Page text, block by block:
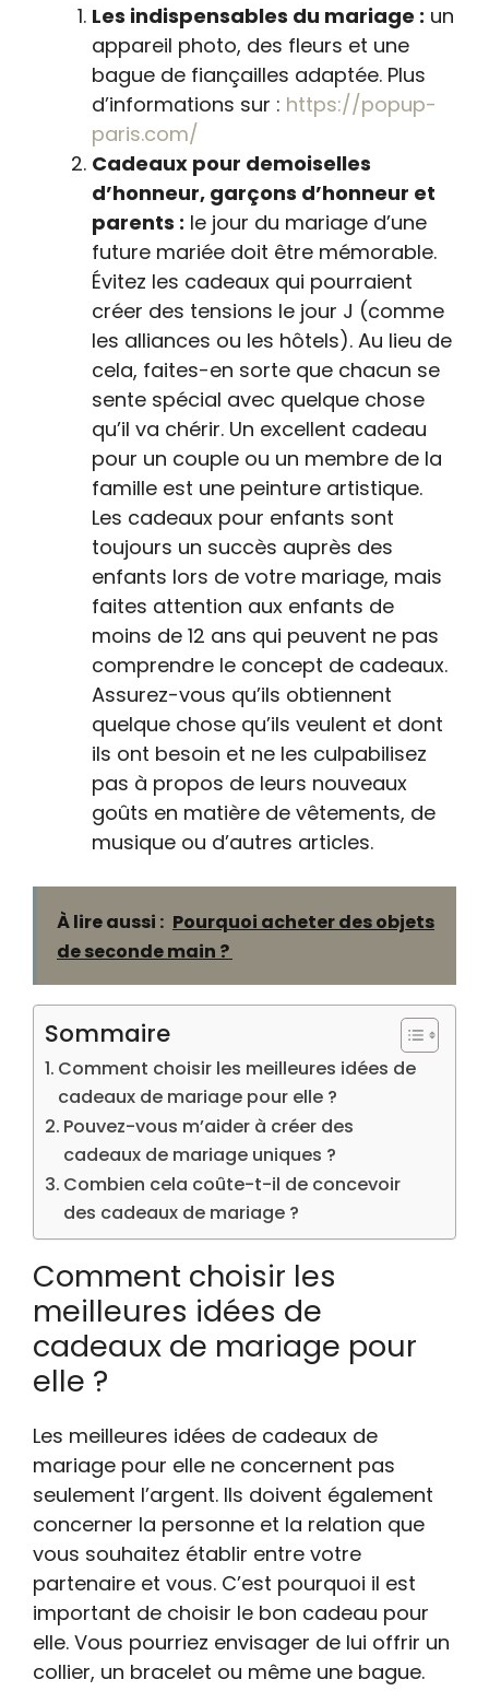
Les indispensables du mariage : un
appareil photo, des fleurs et une
bague de fiançailles adaptée. Plus
d’informations sur : https://popup-
paris.com/
Cadeaux pour demoiselles
d’honneur, garçons d’honneur et
parents : le jour du mariage d’une
future mariée doit être mémorable.
Évitez les cadeaux qui pourraient
créer des tensions le jour J (comme
les alliances ou les hôtels). Au lieu de
cela, faites-en sorte que chacun se
sente spécial avec quelque chose
qu’il va chérir. Un excellent cadeau
pour un couple ou un membre de la
famille est une peinture artistique.
Les cadeaux pour enfants sont
toujours un succès auprès des
enfants lors de votre mariage, mais
faites attention aux enfants de
moins de 12 ans qui peuvent ne pas
comprendre le concept de cadeaux.
Assurez-vous qu’ils obtiennent
quelque chose qu’ils veulent et dont
ils ont besoin et ne les culpabilisez
pas à propos de leurs nouveaux
goûts en matière de vêtements, de
musique ou d’autres articles.
À lire aussi : Pourquoi acheter des objets
de seconde main ?
Sommaire
Comment choisir les meilleures idées de
cadeaux de mariage pour elle ?
Pouvez-vous m’aider à créer des
cadeaux de mariage uniques ?
Combien cela coûte-t-il de concevoir
des cadeaux de mariage ?
Comment choisir les
meilleures idées de
cadeaux de mariage pour
elle ?
Les meilleures idées de cadeaux de
mariage pour elle ne concernent pas
seulement l’argent. Ils doivent également
concerner la personne et la relation que
vous souhaitez établir entre votre
partenaire et vous. C’est pourquoi il est
important de choisir le bon cadeau pour
elle. Vous pourriez envisager de lui offrir un
collier, un bracelet ou même une bague.